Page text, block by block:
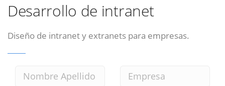
Desarrollo de intranet
Diseño de intranet y extranets para empresas.